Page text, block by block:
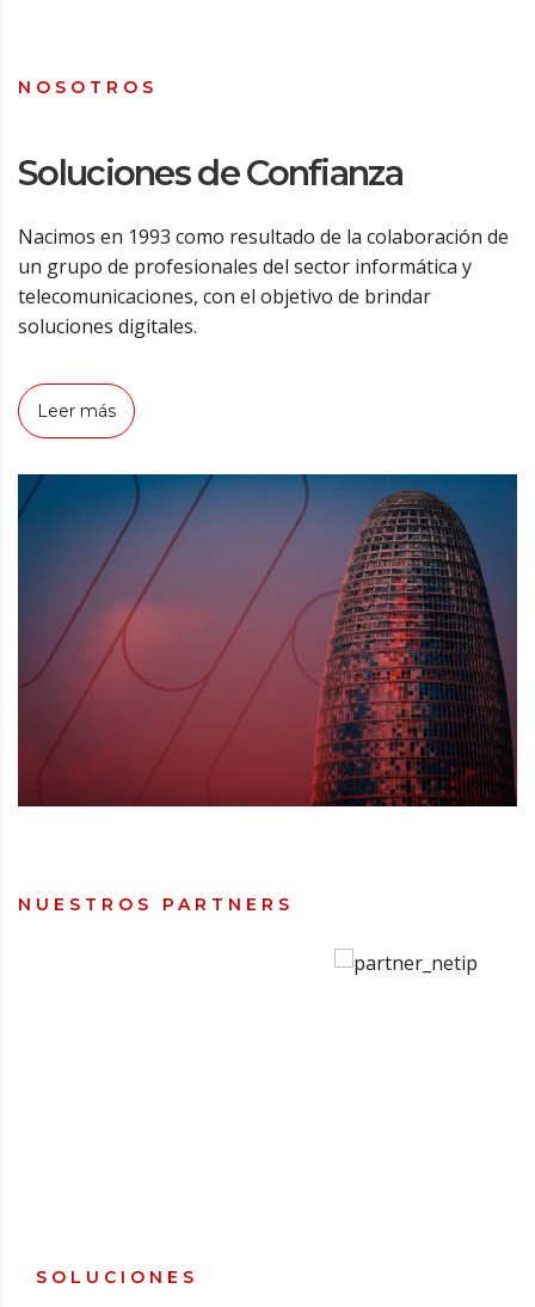
NOSOTROS
Soluciones de Confianza
Nacimos en 1993 como resultado de la colaboración de
un grupo de profesionales del sector informática y
telecomunicaciones, con el objetivo de brindar
soluciones digitales.
Leer más
NUESTROS PARTNERS
SOLUCIONES